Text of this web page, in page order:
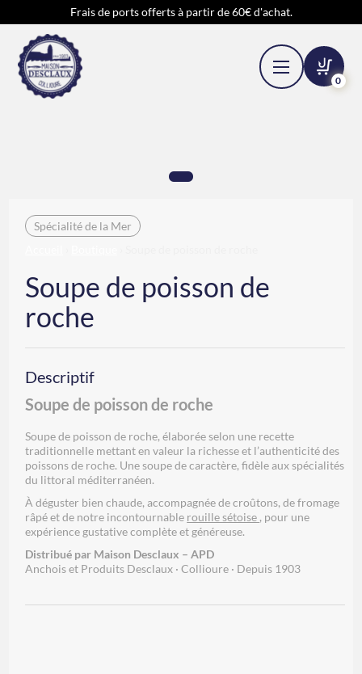
Frais de ports offerts à partir de 60€ d'achat.
0
Spécialité de la Mer
Soupe de poisson de
roche
Descriptif
Soupe de poisson de roche
Soupe de poisson de roche, élaborée selon une recette
traditionnelle mettant en valeur la richesse et l’authenticité des
poissons de roche. Une soupe de caractère, fidèle aux spécialités
du littoral méditerranéen.
À déguster bien chaude, accompagnée de croûtons, de fromage
râpé et de notre incontournable rouille sétoise , pour une
expérience gustative complète et généreuse.
Distribué par Maison Desclaux – APD
Anchois et Produits Desclaux · Collioure · Depuis 1903